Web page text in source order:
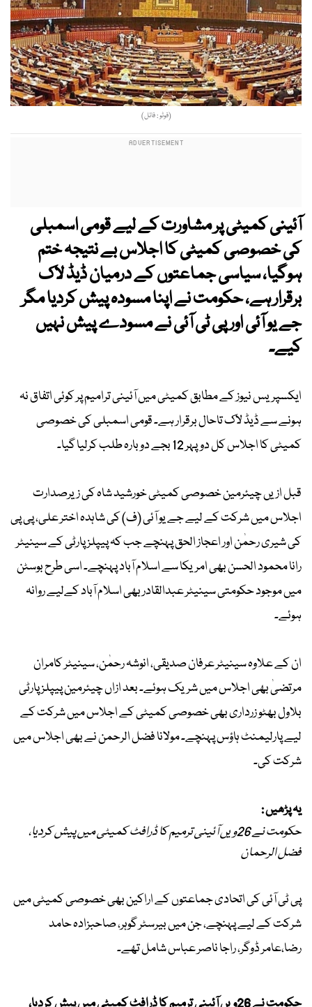
(فوٹو : فائل)
آئینی کمیٹی پر مشاورت کے لیے قومی اسمبلی
کی خصوصی کمیٹی کا اجلاس بے نتیجہ ختم
ہوگیا، سیاسی جماعتوں کے درمیان ڈیڈ لاک
برقرار ہے، حکومت نے اپنا مسودہ پیش کردیا مگر
جے یو آئی اور پی ٹی آئی نے مسودے پیش نہیں
کیے۔
ایکسپریس نیوز کے مطابق کمیٹی میں آئینی ترامیم پر کوئی اتفاق نہ
ہونے سے ڈیڈ لاک تاحال برقرار ہے۔ قومی اسمبلی کی خصوصی
کمیٹی کا اجلاس کل دوپہر 12 بجے دوبارہ طلب کرلیا گیا۔
قبل ازیں چیئرمین خصوصی کمیٹی خورشید شاہ کی زیرصدارت
اجلاس میں شرکت کے لیے جے یو آئی (ف) کی شاہدہ اختر علی، پی پی
کی شیری رحمٰن اور اعجاز الحق پہنچے جب کہ پیپلز پارٹی کے سینیٹر
رانا محمود الحسن بھی امریکا سے اسلام آباد پہنچے۔ اسی طرح بوسٹن
میں موجود حکومتی سینیٹر عبدالقادر بھی اسلام آباد کےلیے روانہ
ہوئے۔
ان کے علاوہ سینیٹر عرفان صدیقی، انوشہ رحمٰن، سینیٹر کامران
مرتضیٰ بھی اجلاس میں شریک ہوئے۔ بعد ازاں چیئرمین پیپلز پارٹی
بلاول بھٹو زرداری بھی خصوصی کمیٹی کے اجلاس میں شرکت کے
لیے پارلیمنٹ ہاؤس پہنچے۔ مولانا فضل الرحمن نے بھی اجلاس میں
شرکت کی۔
یہ پڑھیں :
حکومت نے 26ویں آئینی ترمیم کا ڈرافٹ کمیٹی میں پیش کردیا،
فضل الرحمان
پی ٹی آئی کی اتحادی جماعتوں کے اراکین بھی خصوصی کمیٹی میں
شرکت کے لیے پہنچے، جن میں بیرسٹر گوہر، صاحبزادہ حامد
رضا،عامر ڈوگر، راجا ناصر عباس شامل تھے۔